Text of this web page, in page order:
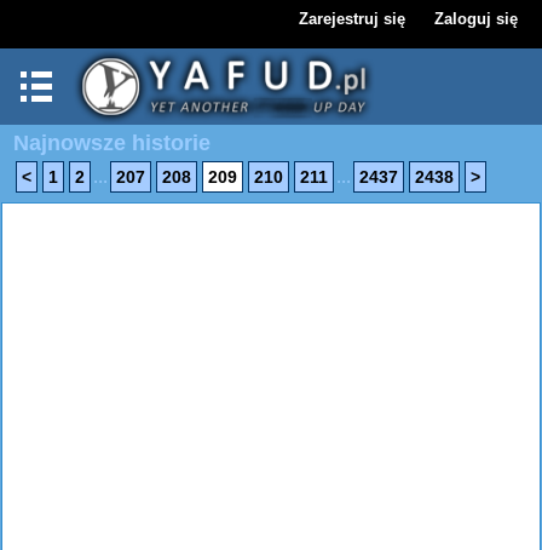
Zarejestruj się Zaloguj się
Najnowsze historie
< 1 2 ... 207 208 209 210 211 ... 2437 2438 >